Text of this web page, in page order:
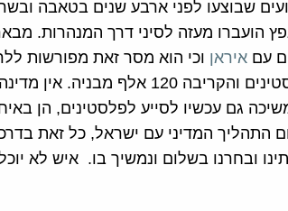
שבוצעו לפני ארבע שנים בטאבה
הועברו מעזה לסיני דרך המנהרות.
עם איראן וכי הוא מסר זאת מפורשות
נלחמה עשרות שנים למען הפלסטינים והקריבה
גם עכשיו לסייע לפלסטינים, הן
התהליך המדיני עם ישראל, כל זאת
ובחרנו בשלום ונמשיך בו. איש לא